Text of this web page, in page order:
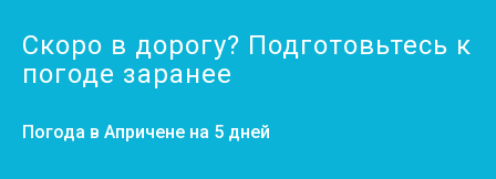
Скоро в дорогу? Подготовьтесь к
погоде заранее
Погода в Апричене на 5 дней